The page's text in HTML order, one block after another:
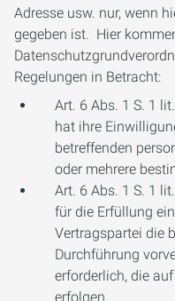
Adresse usw. nur, wenn
gegeben ist. Hier
Regelungen in Betracht:
Art. 6 Abs. 1 S. 1
hat ihre
betreffenden
oder mehrere
Art. 6 Abs. 1 S. 1
für die Erfüllung
Vertragspartei die
Durchführung
erforderlich, die
erfolgen.